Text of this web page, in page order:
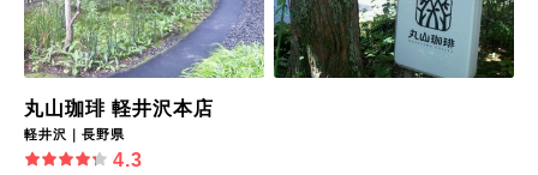
丸山珈琲 軽井沢本店
軽井沢｜長野県
4.3